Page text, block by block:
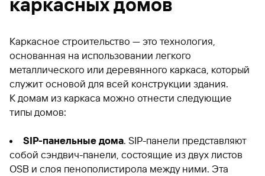
каркасных домов
Каркасное строительство — это технология,
основанная на использовании легкого
металлического или деревянного каркаса, который
служит основой для всей конструкции здания.
К домам из каркаса можно отнести следующие
типы домов:
SIP-панельные дома. SIP-панели представляют
собой сэндвич-панели, состоящие из двух листов
OSB и слоя пенополистирола между ними. Эта